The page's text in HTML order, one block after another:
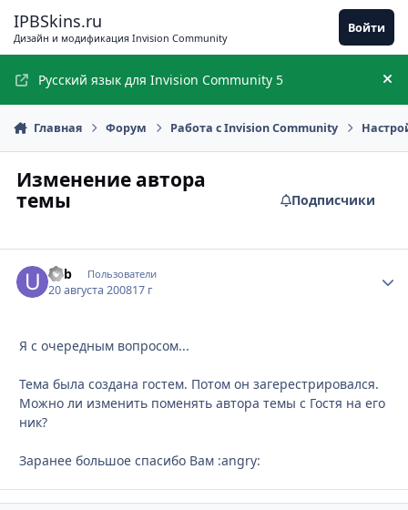
IPBSkins.ru
Дизайн и модификация Invision Community
Войти
Русский язык для Invision Community 5
Главная Форум Работа с Invision Community
Изменение автора
темы
Подписчики
u4b Пользователи
20 августа 200817 г
Я с очередным вопросом...
Тема была создана гостем. Потом он загерестрировался.
Можно ли изменить поменять автора темы с Гостя на его
ник?
Заранее большое спасибо Вам :angry: